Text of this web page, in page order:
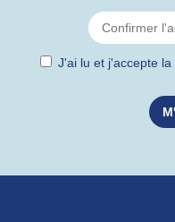
J'ai lu et j'accepte la